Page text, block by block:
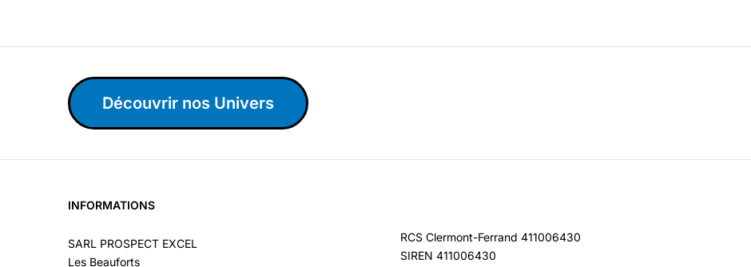
Découvrir nos Univers
INFORMATIONS
SARL PROSPECT EXCEL
Les Beauforts
RCS Clermont-Ferrand 411006430
SIREN 411006430